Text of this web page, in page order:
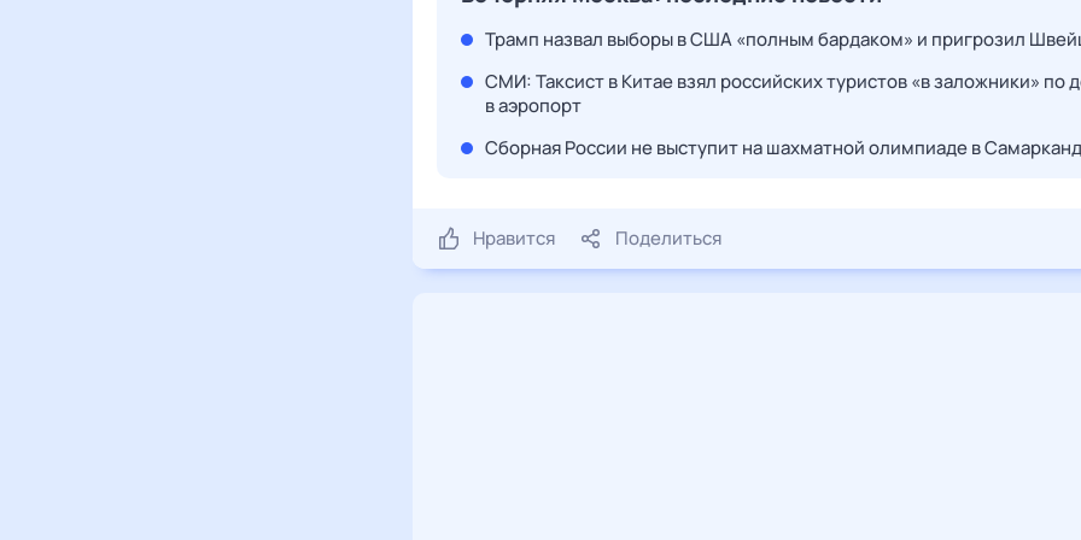
Трамп назвал выборы в США «полным бардаком» и пригрозил
СМИ: Таксист в Китае взял российских туристов «в заложники» по
в аэропорт
Сборная России не выступит на шахматной олимпиаде в
Нравится Поделиться